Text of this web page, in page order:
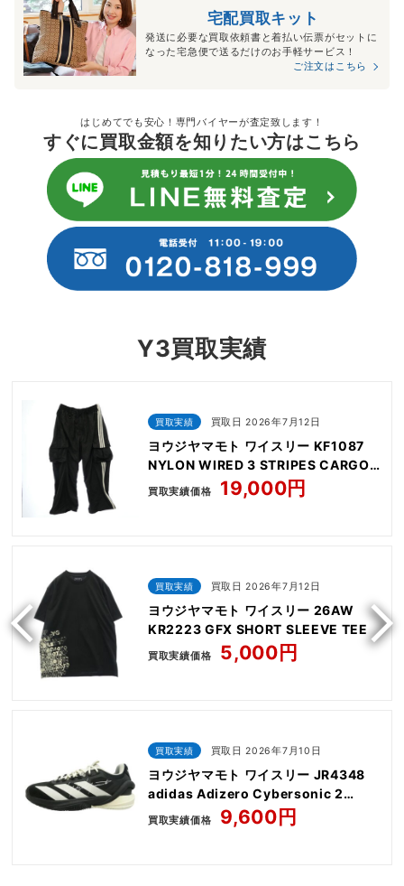
宅配買取キット
発送に必要な買取依頼書と着払い伝票がセットに
なった宅急便で送るだけのお手軽サービス！
ご注文はこちら
はじめてでも安心！専門バイヤーが査定致します！
すぐに買取金額を知りたい方はこちら
Y3買取実績
買取実績 買取日 2026年7月12日
ヨウジヤマモト ワイスリー KF1087
NYLON WIRED 3 STRIPES CARGO
PANTS
買取実績価格 19,000円
買取実績 買取日 2026年7月12日
ヨウジヤマモト ワイスリー 26AW
KR2223 GFX SHORT SLEEVE TEE
買取実績価格 5,000円
買取実績 買取日 2026年7月10日
ヨウジヤマモト ワイスリー JR4348
adidas Adizero Cybersonic 2
Tennis Black Orbit Grey
買取実績価格 9,600円